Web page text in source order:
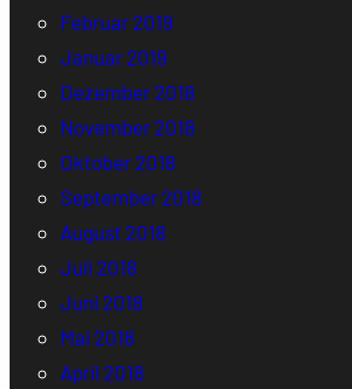
Februar 2019
Januar 2019
Dezember 2018
November 2018
Oktober 2018
September 2018
August 2018
Juli 2018
Juni 2018
Mai 2018
April 2018